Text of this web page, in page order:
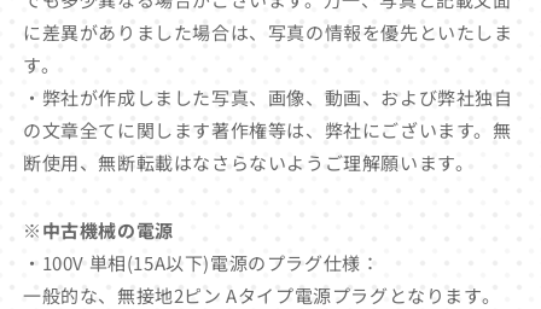
に差異がありました場合は、写真の情報を優先といたしま
す。
・弊社が作成しました写真、画像、動画、および弊社独自
の文章全てに関します著作権等は、弊社にございます。無
断使用、無断転載はなさらないようご理解願います。
※中古機械の電源
・100V 単相(15A以下)電源のプラグ仕様：
一般的な、無接地2ピン Aタイプ電源プラグとなります。